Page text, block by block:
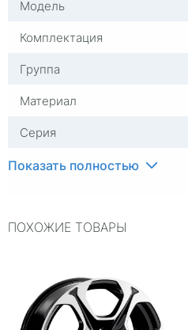
Модель
Комплектация
Группа
Материал
Серия
Посадочный диаметр
Вылет
Ширина (диски)
Применяемость
Показать полностью
ПОХОЖИЕ ТОВАРЫ